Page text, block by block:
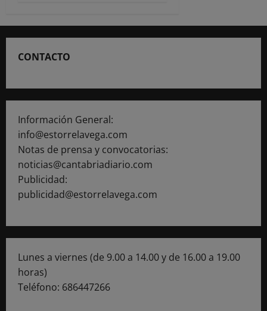
CONTACTO
Información General:
info@estorrelavega.com
Notas de prensa y convocatorias:
noticias@cantabriadiario.com
Publicidad:
publicidad@estorrelavega.com
Lunes a viernes (de 9.00 a 14.00 y de 16.00 a 19.00
horas)
Teléfono: 686447266